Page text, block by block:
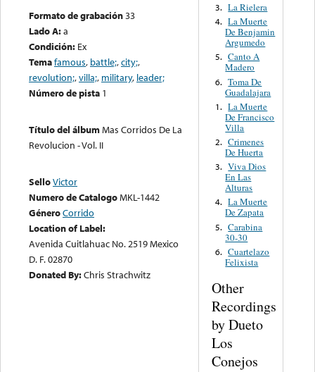
Formato de grabación33
Lado A:a
Condición: Ex
Temafamous, battle;,city;,
revolution;,villa;, military, leader;
Número de pista 1
Título del álbumMas Corridos De La
Revolucion - Vol. II
SelloVictor
Numero de CatalogoMKL-1442
GéneroCorrido
Location of Label:
Avenida Cuitlahuac No. 2519 Mexico
D. F. 02870
Donated By:Chris Strachwitz
3. La Rielera
4. La Muerte
De Benjamin
Argumedo
5. Canto A
Madero
6. Toma De
Guadalajara
1. La Muerte
De Francisco
Villa
2. Crimenes
De Huerta
3. Viva Dios
En Las
Alturas
4. La Muerte
De Zapata
5. Carabina
30-30
6. Cuartelazo
Felixista
Other
Recordings
by Dueto
Los
Conejos